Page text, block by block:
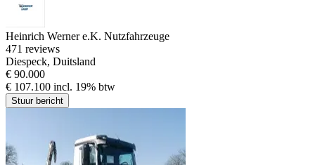
Heinrich Werner e.K. Nutzfahrzeuge
471 reviews
Diespeck, Duitsland
€ 90.000
€ 107.100 incl. 19% btw
Stuur bericht